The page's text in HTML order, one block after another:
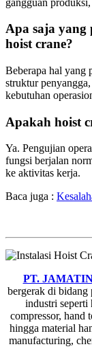
Apa saja yang
hoist crane?
Beberapa hal yang
struktur
kebutuhan
Apakah hoist
Ya. Pengujian
fungsi berjalan
ke aktivitas kerja.
Baca juga :
PT.
bergerak di bidang
industri seperti
compressor, hand
hingga material
manufacturing,